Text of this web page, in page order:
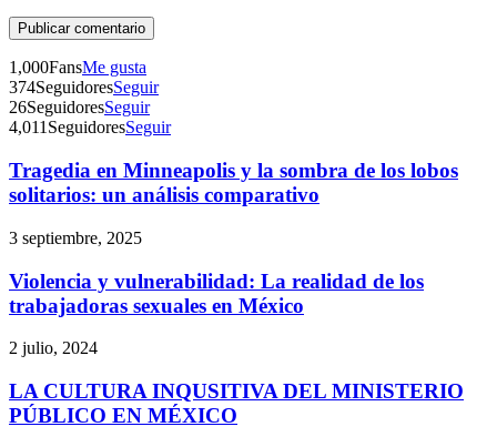
1,000FansMe gusta
374SeguidoresSeguir
26SeguidoresSeguir
4,011 SeguidoresSeguir
Tragedia en Minneapolis y la sombra de los lobos
solitarios: un análisis comparativo
3 septiembre, 2025
Violencia y vulnerabilidad: La realidad de los
trabajadoras sexuales en México
2 julio, 2024
LA CULTURA INQUSITIVA DEL MINISTERIO
PÚBLICO EN MÉXICO